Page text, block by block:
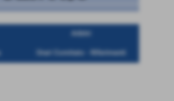
Arbitri
Orari Comitato - Riferimenti